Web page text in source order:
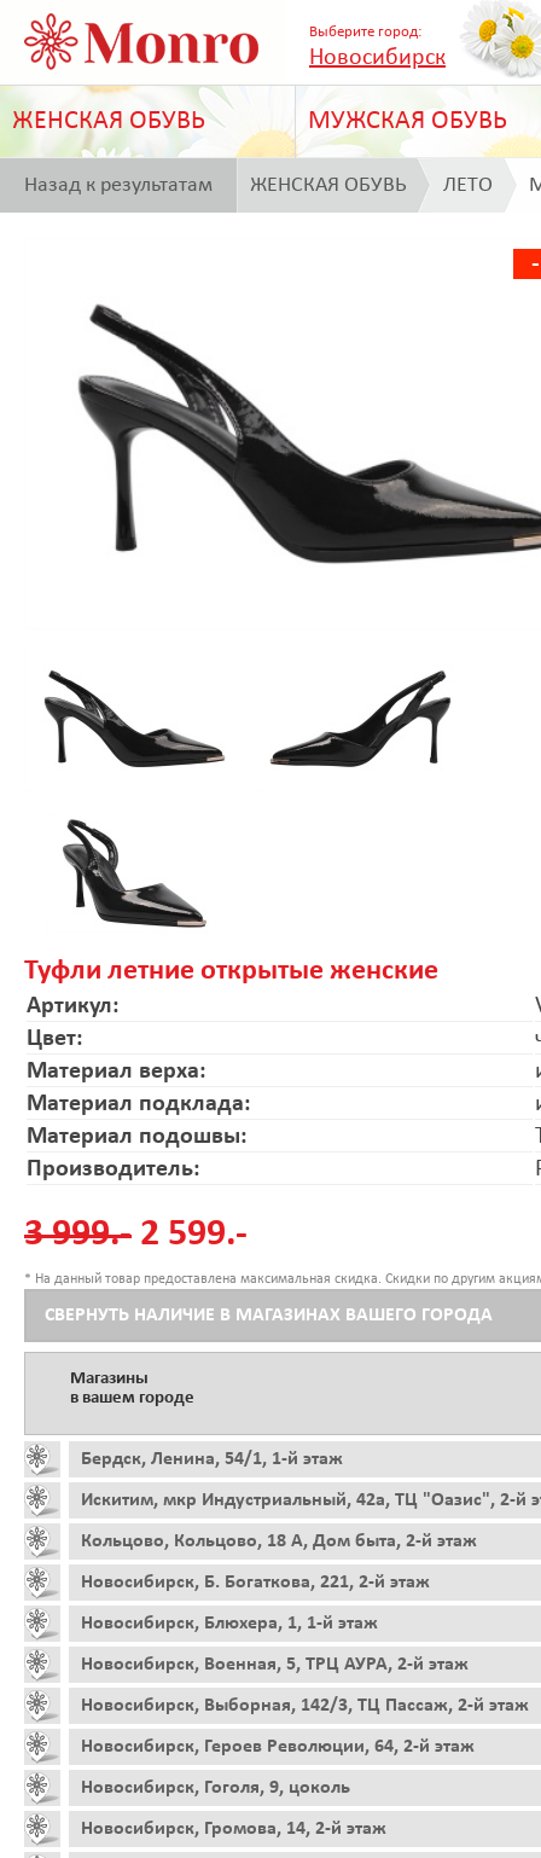
Выберите город:
Новосибирск
ЖЕНСКАЯ ОБУВЬ МУЖСКАЯ ОБУВЬ
Назад к результатам ЖЕНСКАЯ ОБУВЬ ЛЕТО
Туфли летние открытые женские
Артикул:
Цвет:
Материал верха:
Материал подклада:
Материал подошвы:
Производитель:
3 999.- 2 599.-
* На данный товар предоставлена максимальная скидка. Скидки по другим
СВЕРНУТЬ НАЛИЧИЕ В МАГАЗИНАХ ВАШЕГО ГОРОДА
Магазины
в вашем городе
Бердск, Ленина, 54/1, 1-й этаж
Искитим, мкр Индустриальный, 42а, ТЦ "Оазис", 2-й
Кольцово, Кольцово, 18 А, Дом быта, 2-й этаж
Новосибирск, Б. Богаткова, 221, 2-й этаж
Новосибирск, Блюхера, 1, 1-й этаж
Новосибирск, Военная, 5, ТРЦ АУРА, 2-й этаж
Новосибирск, Выборная, 142/3, ТЦ Пассаж, 2-й этаж
Новосибирск, Героев Революции, 64, 2-й этаж
Новосибирск, Гоголя, 9, цоколь
Новосибирск, Громова, 14, 2-й этаж